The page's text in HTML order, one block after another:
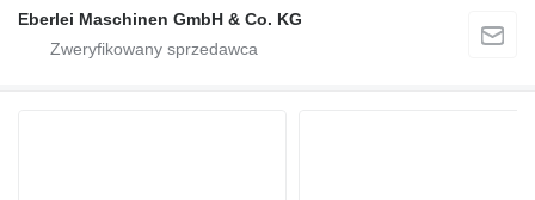
Eberlei Maschinen GmbH & Co. KG